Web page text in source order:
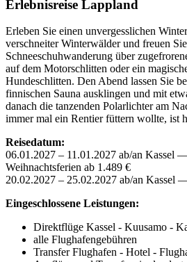
Sonder-/Gruppenreisen
Erlebnisreise Lappland
Erleben Sie einen unvergesslichen
verschneiter Winterwälder und freuen
Schneeschuhwanderung über
auf dem Motorschlitten oder ein
Hundeschlitten. Den Abend lassen Sie
finnischen Sauna ausklingen und mit
danach die tanzenden Polarlichter am
immer mal ein Rentier füttern wollte, ist
Reisedatum:
06.01.2027 – 11.01.2027 ab/an Kassel —
Weihnachtsferien ab 1.489 €
20.02.2027 – 25.02.2027 ab/an Kassel
Eingeschlossene Leistungen: